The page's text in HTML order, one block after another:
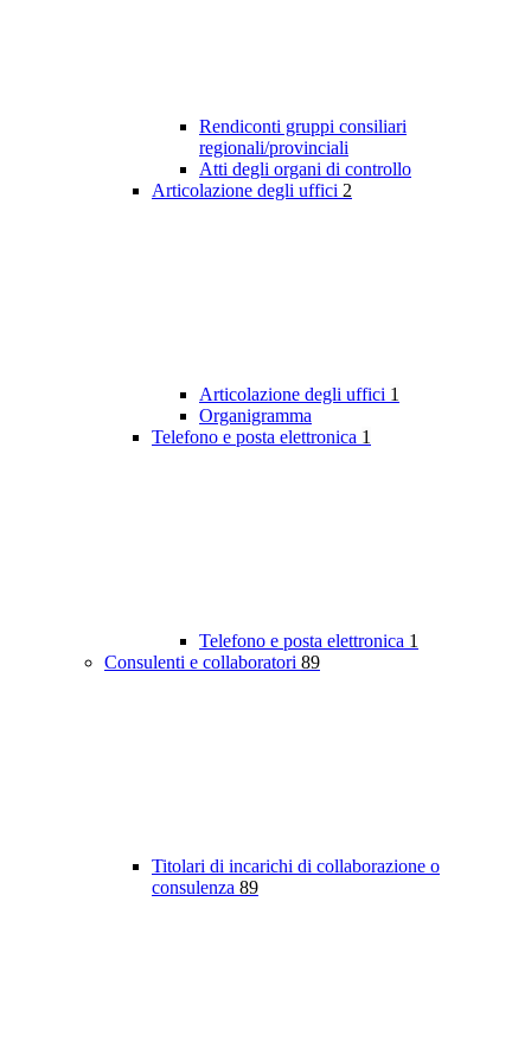
Rendiconti gruppi consiliari
regionali/provinciali
Atti degli organi di controllo
Articolazione degli uffici 2
Articolazione degli uffici 1
Organigramma
Telefono e posta elettronica 1
Telefono e posta elettronica 1
Consulenti e collaboratori 89
Titolari di incarichi di collaborazione o
consulenza 89